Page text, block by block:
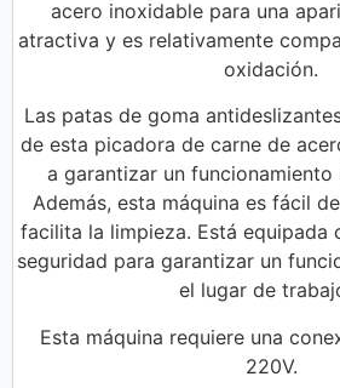
acero inoxidable para una
atractiva y es relativamente
oxidación.
Las patas de goma
de esta picadora de carne de
a garantizar un funcionamiento
Además, esta máquina es fácil
facilita la limpieza. Está equipada
seguridad para garantizar un
el lugar de
Esta máquina requiere una
220V.